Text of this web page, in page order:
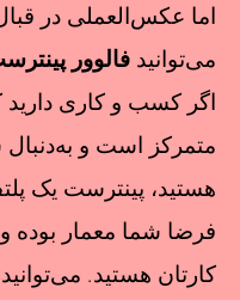
اما عکس‌العملی در
می‌توانید فالوور
اگر کسب و کاری
متمرکز است و به‌دنبال
هستید، پینترست یک
فرضا شما معمار بوده
کارتان هستید.